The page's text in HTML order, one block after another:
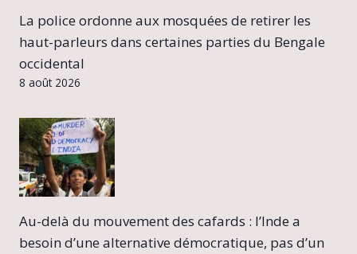
La police ordonne aux mosquées de retirer les
haut-parleurs dans certaines parties du Bengale
occidental
8 août 2026
Au-delà du mouvement des cafards : l’Inde a
besoin d’une alternative démocratique, pas d’un